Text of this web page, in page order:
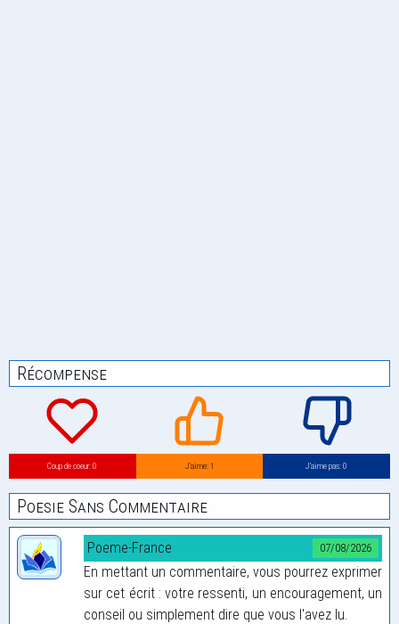
Récompense
Coup de coeur: 0 J’aime: 1 J’aime pas: 0
Poesie Sans Commentaire
07/08/2026
Poeme-France
En mettant un commentaire, vous pourrez exprimer
sur cet écrit : votre ressenti, un encouragement, un
conseil ou simplement dire que vous l'avez lu.